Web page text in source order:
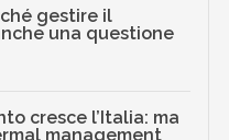
gestire il
una questione
cresce l’Italia: ma
management